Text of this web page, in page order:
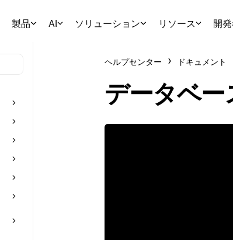
製品 AI ソリューション リソース 開
ヘルプセンター ドキュメント
データベー